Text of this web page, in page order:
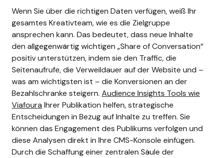
Wenn Sie über die richtigen Daten verfügen, weiß Ihr
gesamtes Kreativteam, wie es die Zielgruppe
ansprechen kann. Das bedeutet, dass neue Inhalte
den allgegenwärtig wichtigen „Share of Conversation“
positiv unterstützen, indem sie den Traffic, die
Seitenaufrufe, die Verweildauer auf der Website und –
was am wichtigsten ist – die Konversionen an der
Bezahlschranke steigern. Audience Insights Tools wie
Viafoura Ihrer Publikation helfen, strategische
Entscheidungen in Bezug auf Inhalte zu treffen. Sie
können das Engagement des Publikums verfolgen und
diese Analysen direkt in Ihre CMS-Konsole einfügen.
Durch die Schaffung einer zentralen Säule der